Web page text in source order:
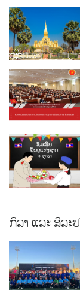
ກິລາ ແລະ ສິລະ